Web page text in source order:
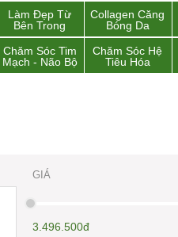
Làm Đẹp Từ
Bên Trong
Collagen Căng
Bóng Da
Chăm Sóc Tim
Mạch - Não Bộ
Chăm Sóc Hệ
Tiêu Hóa
GIÁ
3.496.500đ